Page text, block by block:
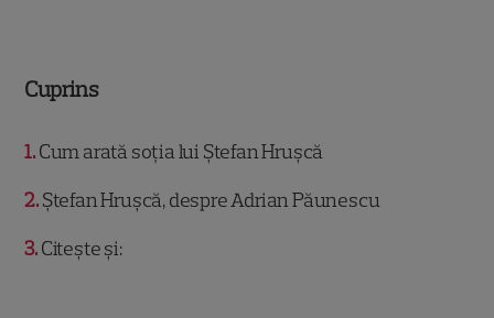
Cuprins
1 Cum arată soția lui Ștefan Hrușcă
2 Ștefan Hrușcă, despre Adrian Păunescu
3 Citește și: